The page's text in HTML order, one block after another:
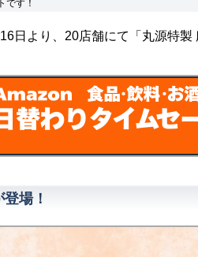
です！
日より、20店舗にて「丸源特製
場！